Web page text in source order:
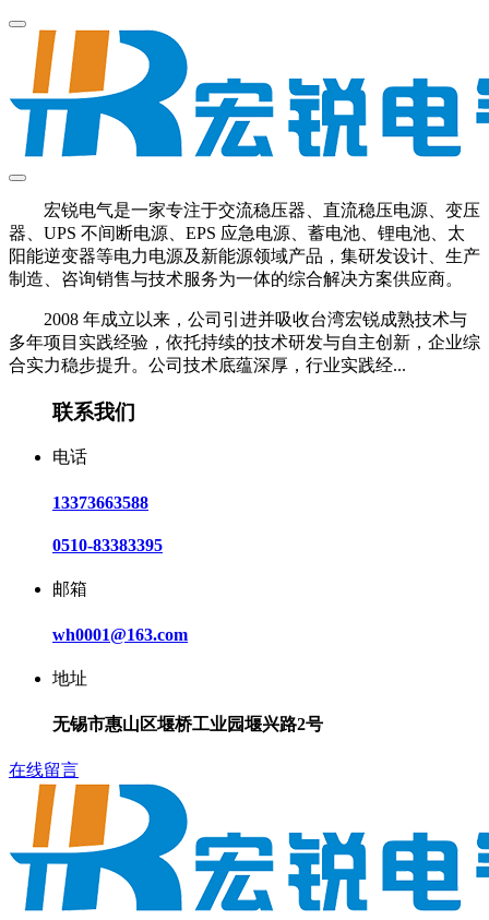
宏锐电气是一家专注于交流稳压器、直流稳压电源、变压
器、UPS 不间断电源、EPS 应急电源、蓄电池、锂电池、太
阳能逆变器等电力电源及新能源领域产品，集研发设计、生产
制造、咨询销售与技术服务为一体的综合解决方案供应商。
2008 年成立以来，公司引进并吸收台湾宏锐成熟技术与
多年项目实践经验，依托持续的技术研发与自主创新，企业综
合实力稳步提升。公司技术底蕴深厚，行业实践经...
联系我们
电话
13373663588
0510-83383395
邮箱
wh0001@163.com
地址
无锡市惠山区堰桥工业园堰兴路2号
在线留言